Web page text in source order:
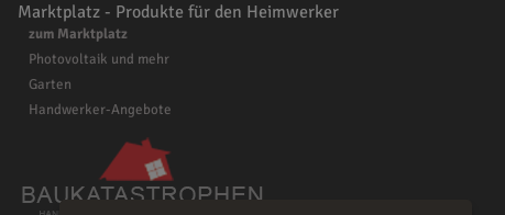
Marktplatz - Produkte für den Heimwerker
zum Marktplatz
Photovoltaik und mehr
Garten
Handwerker-Angebote